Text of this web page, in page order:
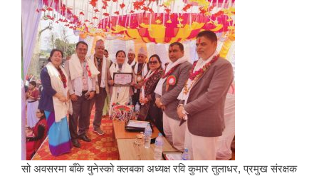
सो अवसरमा बाँके युनेस्को क्लबका अध्यक्ष रवि कुमार तुलाधर, प्रमुख संरक्षक